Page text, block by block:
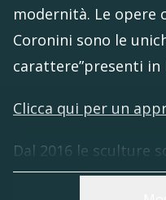
modernità. Le opere
Coronini sono le
carattere”presenti in
Clicca qui per un
Dal 2016 le sculture
suggestivo